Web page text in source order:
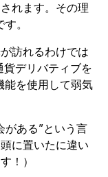
れます。その理
。
訪れるわけでは
デリバティブを
能を使用して弱気
がある”という言
に置いたに違い
！）